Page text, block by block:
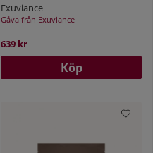
Exuviance
Gåva från Exuviance
639 kr
Köp